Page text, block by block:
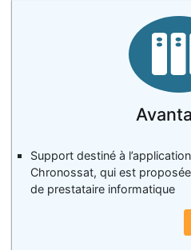
Support destiné à
Chronossat, qui est
de prestataire informatique